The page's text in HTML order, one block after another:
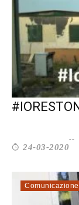
24-03-2020
Comunicazione